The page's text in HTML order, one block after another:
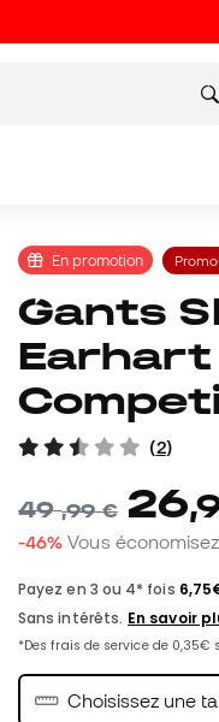
En promotion
Gants SP Fútbol
Earhart
(2)
49,99 € 26,
-46% Vous économisez
Choisissez une